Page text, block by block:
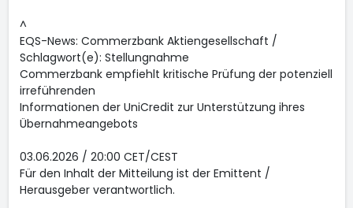
^
EQS-News: Commerzbank Aktiengesellschaft /
Schlagwort(e): Stellungnahme
Commerzbank empfiehlt kritische Prüfung der potenziell
irreführenden
Informationen der UniCredit zur Unterstützung ihres
Übernahmeangebots
03.06.2026 / 20:00 CET/CEST
Für den Inhalt der Mitteilung ist der Emittent /
Herausgeber verantwortlich.